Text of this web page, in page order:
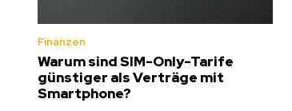
Finanzen
Warum sind SIM-Only-Tarife
günstiger als Verträge mit
Smartphone?